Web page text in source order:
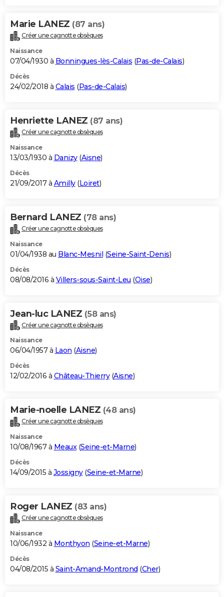
Marie LANEZ (87 ans)
Créer une cagnotte obsèques
Naissance
07/04/1930 à Bonningues-lès-Calais (Pas-de-Calais)
Décès
24/02/2018 à Calais (Pas-de-Calais)
Henriette LANEZ (87 ans)
Créer une cagnotte obsèques
Naissance
13/03/1930 à Danizy(Aisne)
Décès
21/09/2017 à Amilly(Loiret)
Bernard LANEZ (78 ans)
Créer une cagnotte obsèques
Naissance
01/04/1938 au Blanc-Mesnil (Seine-Saint-Denis)
Décès
08/08/2016 à Villers-sous-Saint-Leu (Oise)
Jean-luc LANEZ (58 ans)
Créer une cagnotte obsèques
Naissance
06/04/1957 à Laon (Aisne)
Décès
12/02/2016 à Château-Thierry(Aisne)
Marie-noelle LANEZ (48 ans)
Créer une cagnotte obsèques
Naissance
10/08/1967 à Meaux(Seine-et-Marne)
Décès
14/09/2015 à Jossigny(Seine-et-Marne)
Roger LANEZ (83 ans)
Créer une cagnotte obsèques
Naissance
10/06/1932 à Monthyon (Seine-et-Marne)
Décès
04/08/2015 à Saint-Amand-Montrond (Cher)